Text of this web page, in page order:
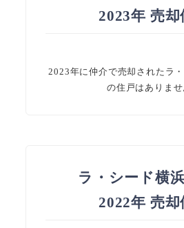
2023年 売却
2023年に仲介で売却されたラ
の住戸はありませ
ラ・シード横
2022年 売却